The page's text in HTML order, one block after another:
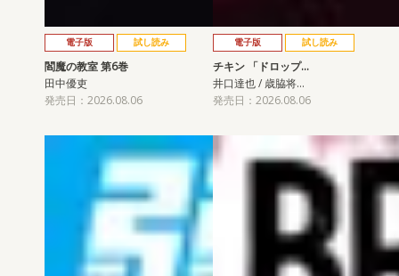
電子版 試し読み
閻魔の教室 第6巻
田中優吏
発売日：2026.08.06
電子版 試し読み
チキン 「ドロップ…
井口達也 / 歳脇将…
発売日：2026.08.06